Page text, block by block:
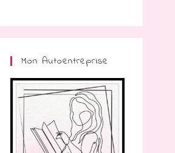
Mon Autoentreprise